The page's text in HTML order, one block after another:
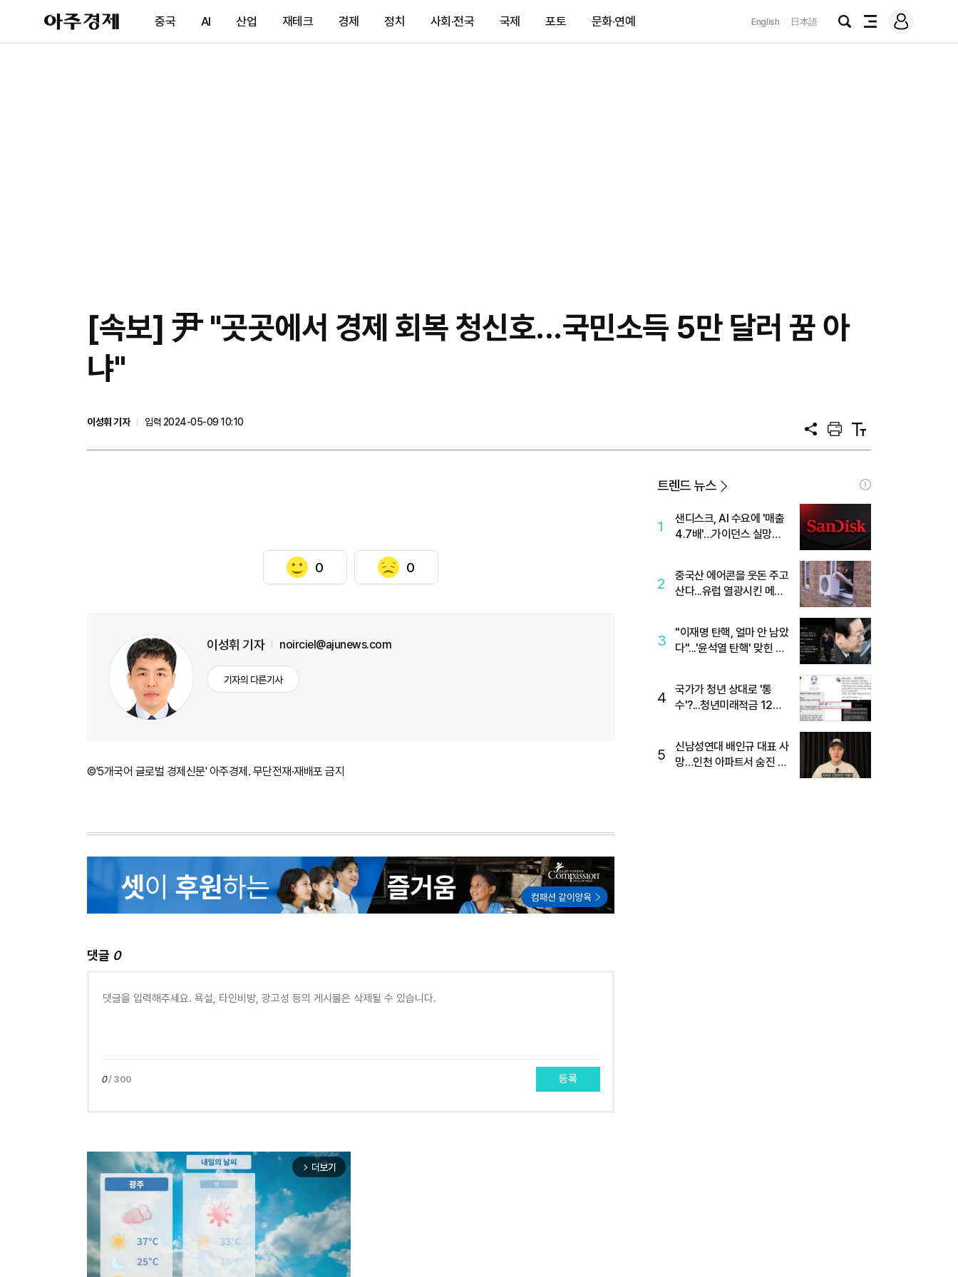
아
주
제
중국 AI 산업 재테크 경제 정치 사회·전국 국제 포토 문화·연예 English 日本語
검
전
메
그
[속보] 尹 "곳곳에서 경제 회복 청신호...국민소득 5만 달러 꿈 아
냐"
이성휘 기자
입력 2024-05-09 10:10
공
프
트
텍
트
0 0
이성휘 기자 noirciel@ajunews.com
기자의 다른기사
©'5개국어 글로벌 경제신문' 아주경제. 무단전재·재배포 금지
댓글 0
0/ 300 등록
arrow_forward_ios 더보기
트렌드 뉴스
1
샌디스크, AI 수요에 '매출
4.7배'…가이던스 실망에
2
중국산 에어콘을 웃돈 주고
산다...유럽 열광시킨 메이
3
"이재명 탄핵, 얼마 안 남았
다"...'윤석열 탄핵' 맞힌 무
4
국가가 청년 상대로 '통
수'?...청년미래적금 12%
5
신남성연대 배인규 대표 사
망…인천 아파트서 숨진 채